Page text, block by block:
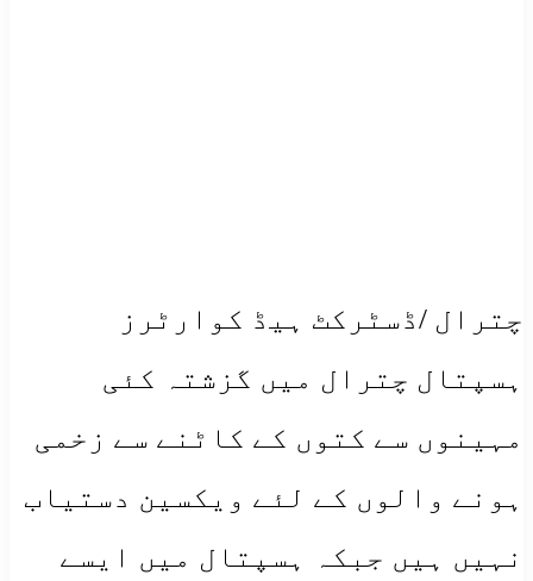
چترال /ڈسٹرکٹ ہیڈ کوارٹرز
ہسپتال چترال میں گزشتہ کئی
مہینوں سے کتوں کے کاٹنے سے زخمی
ہونے والوں کے لئے ویکسین دستیاب
نہیں ہیں جبکہ ہسپتال میں ایسے